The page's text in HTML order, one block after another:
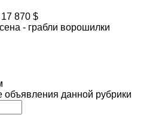
870 $
- грабли ворошилки
данной рубрики